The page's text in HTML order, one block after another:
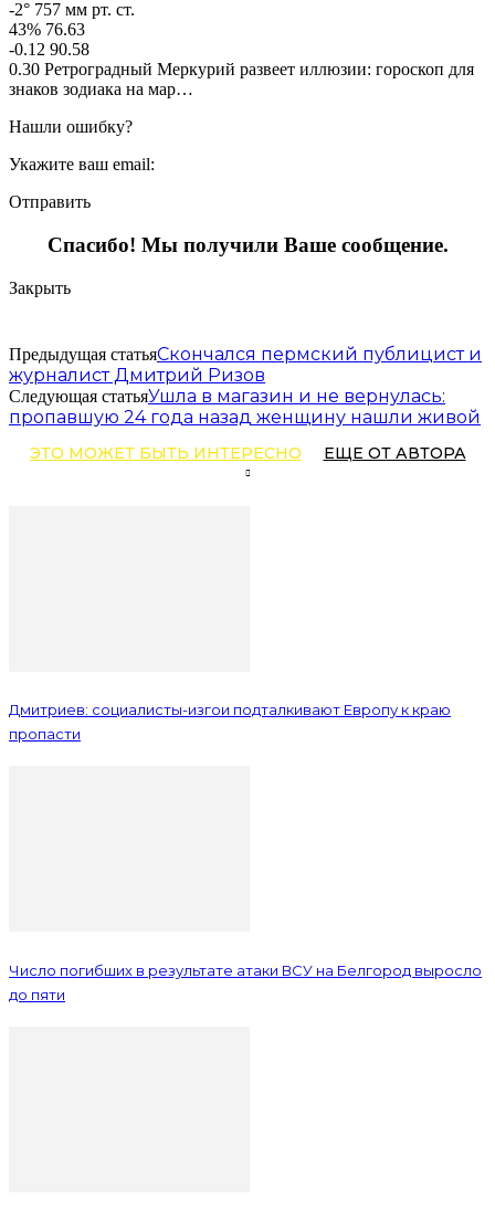
-2° 757 мм рт. ст.
43% 76.63
-0.12 90.58
0.30 Ретроградный Меркурий развеет иллюзии: гороскоп для
знаков зодиака на мар…
Нашли ошибку?
Укажите ваш email:
Отправить
Спасибо! Мы получили Ваше сообщение.
Закрыть
Предыдущая статьяСкончался пермский публицист и
журналист Дмитрий Ризов
Следующая статьяУшла в магазин и не вернулась:
пропавшую 24 года назад женщину нашли живой
ЭТО МОЖЕТ БЫТЬ ИНТЕРЕСНО ЕЩЕ ОТ АВТОРА
Дмитриев: социалисты-изгои подталкивают Европу к краю
пропасти
Число погибших в результате атаки ВСУ на Белгород выросло
до пяти